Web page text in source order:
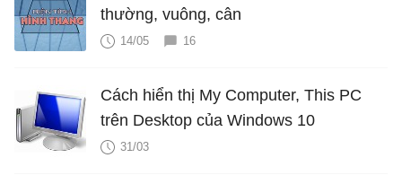
thường, vuông, cân
14/05 16
Cách hiển thị My Computer, This PC
trên Desktop của Windows 10
31/03